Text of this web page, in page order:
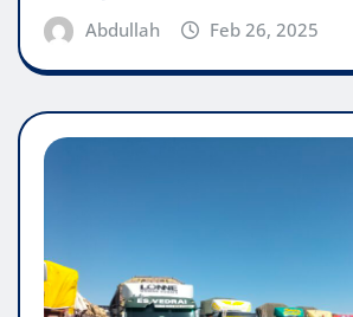
Abdullah Feb 26, 2025